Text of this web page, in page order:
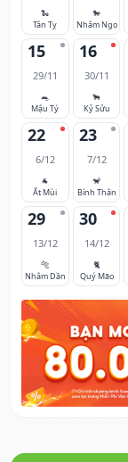
🐍
Tân Tỵ
🐎
Nhâm Ngọ
15
29/11
🐀
Mậu Tý
16
30/11
🐂
Kỷ Sửu
22
6/12
🐐
Ất Mùi
23
7/12
🐒
Bính Thân
29
13/12
🐅
Nhâm Dần
30
14/12
🐈
Quý Mão